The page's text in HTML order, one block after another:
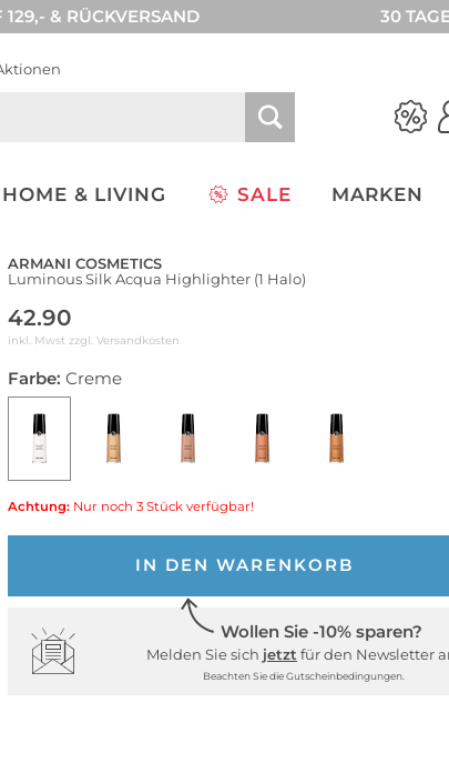
& RÜCKVERSAND 30
HOME & LIVING SALE MARKEN
ARMANI COSMETICS
Luminous Silk Acqua Highlighter (1 Halo)
42.90
inkl. Mwst zzgl. Versandkosten
Farbe: Creme
Achtung: Nur noch 3 Stück verfügbar!
IN DEN WARENKORB
Wollen Sie -10% sparen?
Melden Sie sich jetzt für den Newsletter
Beachten Sie die Gutscheinbedingungen.